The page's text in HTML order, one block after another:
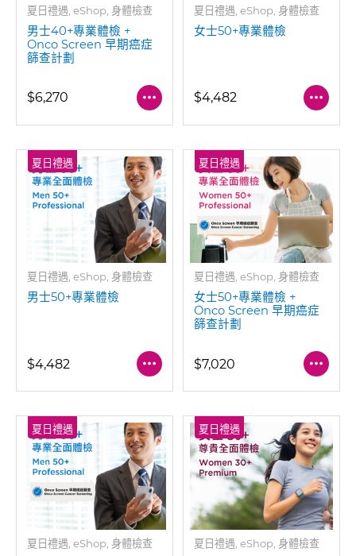
夏日禮遇, eShop, 身體檢查
男士40+專業體檢 +
Onco Screen 早期癌症
篩查計劃
$6,270
夏日禮遇, eShop, 身體檢查
女士50+專業體檢
$4,482
夏日禮遇
夏日禮遇, eShop, 身體檢查
男士50+專業體檢
$4,482
夏日禮遇
夏日禮遇, eShop, 身體檢查
女士50+專業體檢 +
Onco Screen 早期癌症
篩查計劃
$7,020
夏日禮遇
夏日禮遇, eShop, 身體檢查
夏日禮遇
夏日禮遇, eShop, 身體檢查